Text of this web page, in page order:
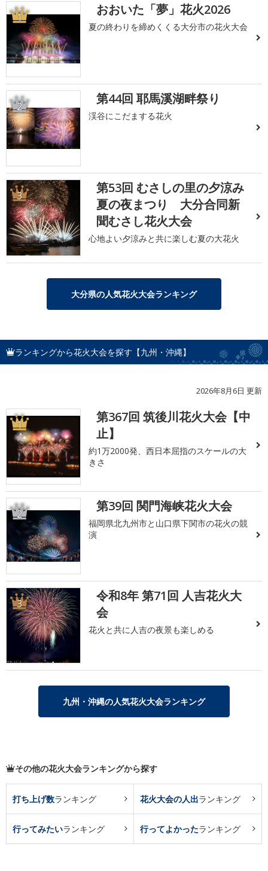
1 おおいた「夢」花火2026
夏の終わりを締めくくる大分市の花火大会
2 第44回 耶馬溪湖畔祭り
渓谷にこだまする花火
3
第53回 むさしの里の夕涼み
夏の夜まつり 大分合同新
聞むさし花火大会
心地よい夕涼みと共に楽しむ夏の大花火
大分県の人気花火大会ランキング
ランキングから花火大会を探す【九州・沖縄】
2026年8月6日 更新
1
第367回 筑後川花火大会【中
止】
約1万2000発、西日本屈指のスケールの大
きさ
2 第39回 関門海峡花火大会
福岡県北九州市と山口県下関市の花火の競
演
3
令和8年 第71回 人吉花火大
会
花火と共に人吉の夜景も楽しめる
九州・沖縄の人気花火大会ランキング
その他の花火大会ランキングから探す
打ち上げ数ランキング 花火大会の人出ランキング
行ってみたいランキング 行ってよかったランキング